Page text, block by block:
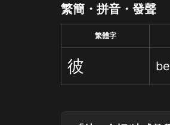
繁簡・拼音・發聲
繁體字
彼